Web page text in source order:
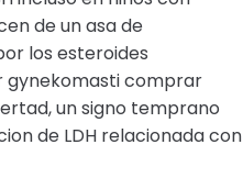
de un asa de
los esteroides
gynekomasti comprar
un signo temprano
de LDH relacionada con